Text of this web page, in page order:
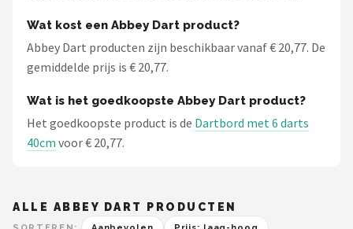
Wat kost een Abbey Dart product?
Abbey Dart producten zijn beschikbaar vanaf € 20,77. De
gemiddelde prijs is € 20,77.
Wat is het goedkoopste Abbey Dart product?
Het goedkoopste product is de Dartbord met 6 darts
40cm voor € 20,77.
ALLE ABBEY DART PRODUCTEN